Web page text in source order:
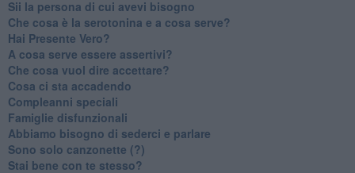
​Sii la persona di cui avevi bisogno
Che cosa è la serotonina e a cosa serve?
​Hai Presente Vero?
A cosa serve essere assertivi?
​Che cosa vuol dire accettare?
​Cosa ci sta accadendo
​Compleanni speciali
​Famiglie disfunzionali
​Abbiamo bisogno di sederci e parlare
Sono solo canzonette (?)
​Stai bene con te stesso?